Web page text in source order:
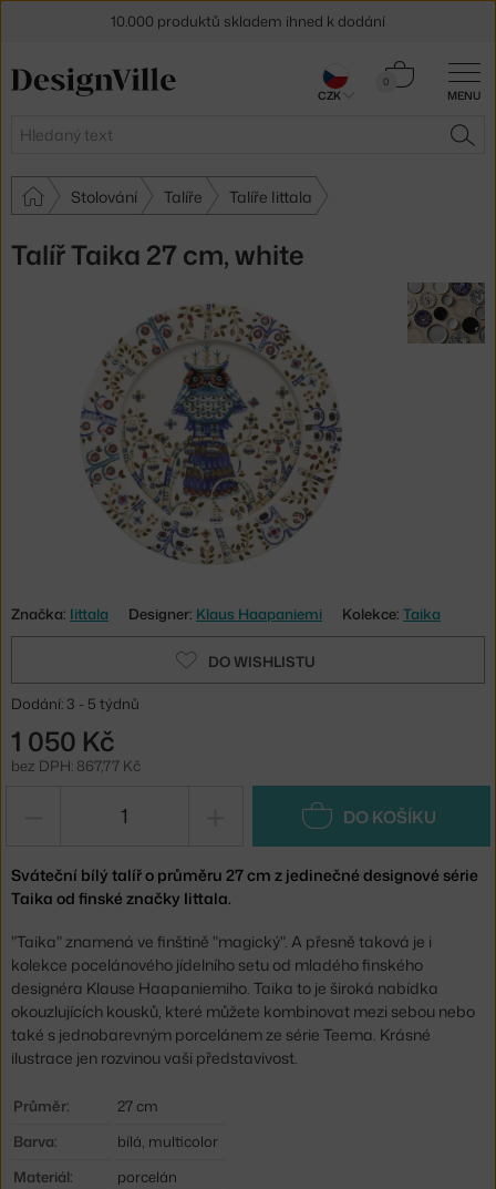
MENU
Hledat
0
Košík
Stolování Talíře Talíře Iittala
Talíř Taika 27 cm, white
Značka: Iittala Designer: Klaus Haapaniemi Kolekce: Taika
DO WISHLISTU
Dodání: 3 - 5 týdnů
1 050 Kč
bez DPH: 867,77 Kč
DO KOŠÍKU
Sváteční bílý talíř o průměru 27 cm z jedinečné designové série
Taika od finské značky Iittala.
"Taika" znamená ve finštině "magický". A přesně taková je i
kolekce pocelánového jídelního setu od mladého finského
designéra Klause Haapaniemiho. Taika to je široká nabídka
okouzlujících kousků, které můžete kombinovat mezi sebou nebo
také s jednobarevným porcelánem ze série Teema. Krásné
ilustrace jen rozvinou vaši představivost.
Průměr:
27 cm
Barva:
bílá, multicolor
Materiál:
porcelán
10.000 produktů skladem ihned k dodání
30 dní na vrácení zbožíCZK